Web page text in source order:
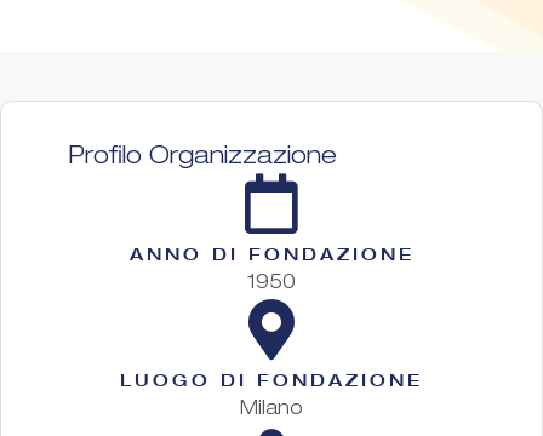
Profilo Organizzazione
ANNO DI FONDAZIONE
1950
LUOGO DI FONDAZIONE
Milano